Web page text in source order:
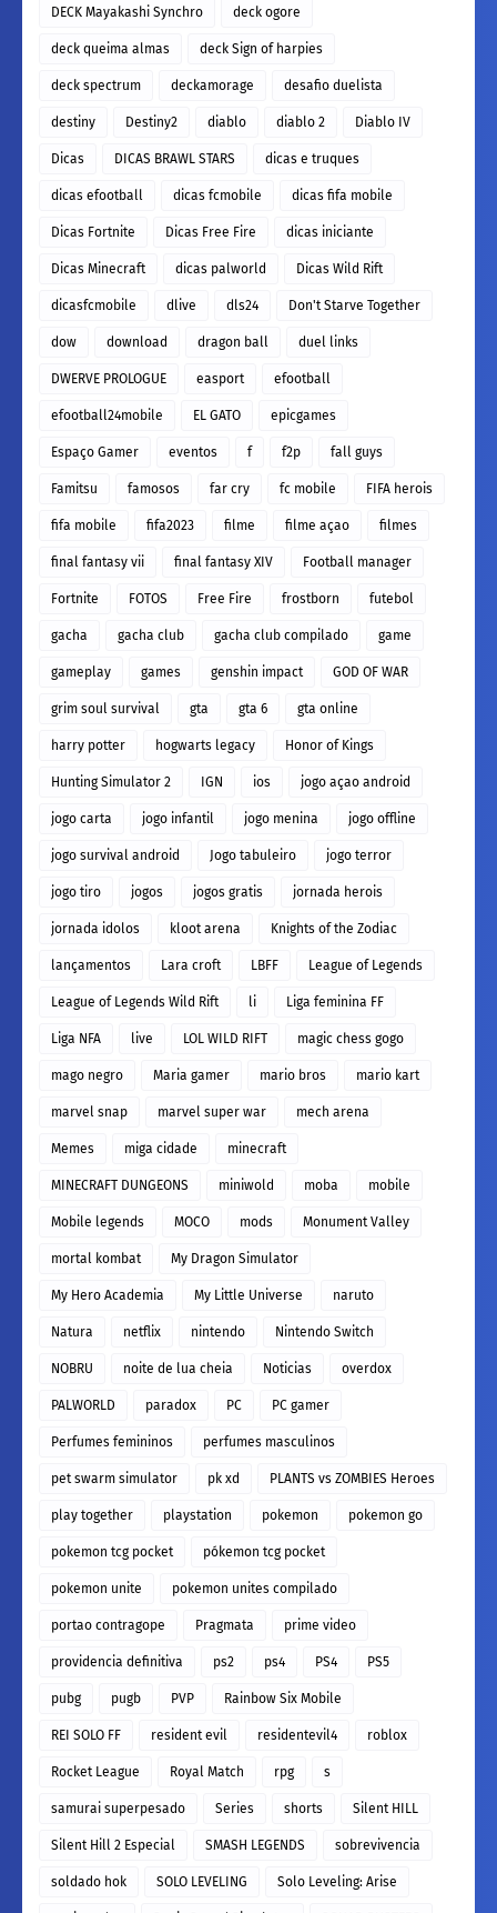
DECK Mayakashi Synchro deck ogore
deck queima almas deck Sign of harpies
deck spectrum deckamorage desafio duelista
destiny Destiny2 diablo diablo 2 Diablo IV
Dicas DICAS BRAWL STARS dicas e truques
dicas efootball dicas fcmobile dicas fifa mobile
Dicas Fortnite Dicas Free Fire dicas iniciante
Dicas Minecraft dicas palworld Dicas Wild Rift
dicasfcmobile dlive dls24 Don't Starve Together
dow download dragon ball duel links
DWERVE PROLOGUE easport efootball
efootball24mobile EL GATO epicgames
Espaço Gamer eventos f f2p fall guys
Famitsu famosos far cry fc mobile FIFA herois
fifa mobile fifa2023 filme filme açao filmes
final fantasy vii final fantasy XIV Football manager
Fortnite FOTOS Free Fire frostborn futebol
gacha gacha club gacha club compilado game
gameplay games genshin impact GOD OF WAR
grim soul survival gta gta 6 gta online
harry potter hogwarts legacy Honor of Kings
Hunting Simulator 2 IGN ios jogo açao android
jogo carta jogo infantil jogo menina jogo offline
jogo survival android Jogo tabuleiro jogo terror
jogo tiro jogos jogos gratis jornada herois
jornada idolos kloot arena Knights of the Zodiac
lançamentos Lara croft LBFF League of Legends
League of Legends Wild Rift li Liga feminina FF
Liga NFA live LOL WILD RIFT magic chess gogo
mago negro Maria gamer mario bros mario kart
marvel snap marvel super war mech arena
Memes miga cidade minecraft
MINECRAFT DUNGEONS miniwold moba mobile
Mobile legends MOCO mods Monument Valley
mortal kombat My Dragon Simulator
My Hero Academia My Little Universe naruto
Natura netflix nintendo Nintendo Switch
NOBRU noite de lua cheia Noticias overdox
PALWORLD paradox PC PC gamer
Perfumes femininos perfumes masculinos
pet swarm simulator pk xd PLANTS vs ZOMBIES Heroes
play together playstation pokemon pokemon go
pokemon tcg pocket pókemon tcg pocket
pokemon unite pokemon unites compilado
portao contragope Pragmata prime video
providencia definitiva ps2 ps4 PS4 PS5
pubg pugb PVP Rainbow Six Mobile
REI SOLO FF resident evil residentevil4 roblox
Rocket League Royal Match rpg s
samurai superpesado Series shorts Silent HILL
Silent Hill 2 Especial SMASH LEGENDS sobrevivencia
soldado hok SOLO LEVELING Solo Leveling: Arise